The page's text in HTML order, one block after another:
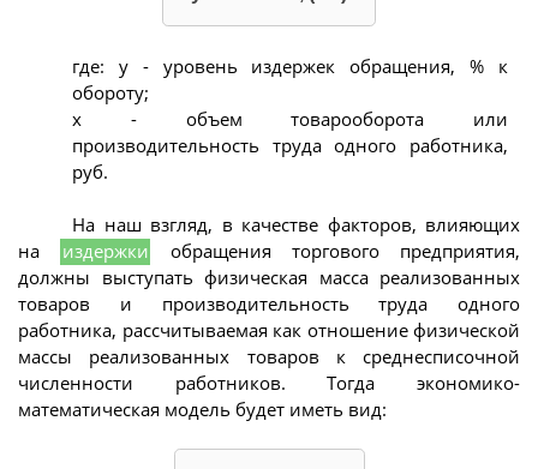
где: y - уровень издержек обращения, % к
обороту;
x - объем товарооборота или
производительность труда одного работника,
руб.
На наш взгляд, в качестве факторов, влияющих
на
издержки обращения торгового предприятия,
должны выступать физическая масса реализованных
товаров и производительность труда одного
работника, рассчитываемая как отношение физической
массы реализованных товаров к среднесписочной
численности работников. Тогда экономико-
математическая модель будет иметь вид: